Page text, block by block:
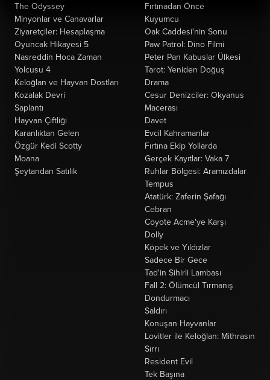
The Odyssey
Minyonlar ve Canavarlar
Ziyaretçiler: Hesaplaşma
Oyuncak Hikayesi 5
Nasreddin Hoca Zaman
Yolcusu 4
Keloğlan ve Hayvan Dostları
Kozalak Devri
Saplantı
Hayvan Çiftliği
Karanlıktan Gelen
Özgür Kedi Scotty
Moana
Şeytandan Satılık
Fırtınadan Önce
Kuyumcu
Oak Caddesi'nin Sonu
Paw Patrol: Dino Filmi
Peter Pan Kabuslar Ülkesi
Tarot: Yeniden Doğuş
Drama
Cesur Denizciler: Okyanus
Macerası
Davet
Evcil Kahramanlar
Fırtına Ekip Yollarda
Gerçek Kayıtlar: Vaka 7
Ruhlar Bölgesi: Aramızdalar
Tempus
Atatürk: Zaferin Şafağı
Cebran
Coyote Acme'ye Karşı
Dolly
Köpek ve Yıldızlar
Sadece Bir Gece
Tad'in Sihirli Lambası
Fall 2: Ölümcül Tırmanış
Dondurmacı
Saldırı
Konuşan Hayvanlar
Lovitler ile Keloğlan: Mithrasın
Sırrı
Resident Evil
Tek Başına